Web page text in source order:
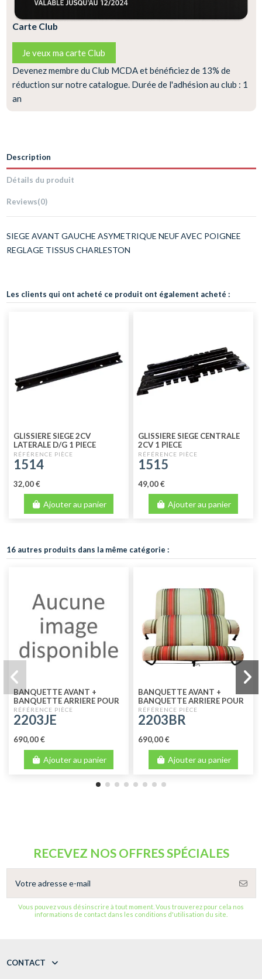
Carte Club
Je veux ma carte Club
Devenez membre du Club MCDA et bénéficiez de 13% de
réduction sur notre catalogue. Durée de l'adhésion au club : 1
an
Description
Détails du produit
Reviews(0)
SIEGE AVANT GAUCHE ASYMETRIQUE NEUF AVEC POIGNEE
REGLAGE TISSUS CHARLESTON
Les clients qui ont acheté ce produit ont également acheté :
GLISSIERE SIEGE 2CV
LATERALE D/G 1 PIECE
1514
32,00 €
Ajouter au panier
GLISSIERE SIEGE CENTRALE
2CV 1 PIECE
1515
49,00 €
Ajouter au panier
16 autres produits dans la même catégorie :
BANQUETTE AVANT +
BANQUETTE ARRIERE POUR
2CV SKAI JEAN'S
2203JE
690,00 €
Ajouter au panier
BANQUETTE AVANT +
BANQUETTE ARRIERE POUR
2CV TISSU BEIGE RAYE
2203BR
690,00 €
Ajouter au panier
RECEVEZ NOS OFFRES SPÉCIALES
Vous pouvez vous désinscrire à tout moment. Vous trouverez pour cela nos
informations de contact dans les conditions d'utilisation du site.
CONTACT